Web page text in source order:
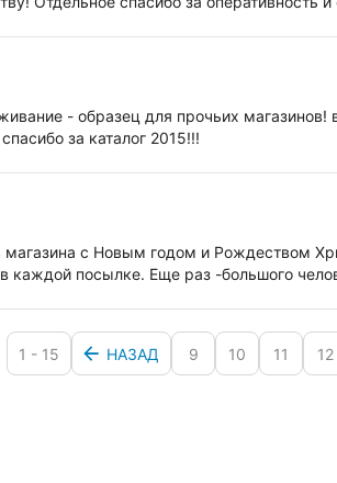
- образец для прочьих магазинов!
за каталог 2015!!!
магазина с Новым годом и Рождеством
каждой посылке. Еще раз -большого
1 - 15 НАЗАД 9 10 11 12